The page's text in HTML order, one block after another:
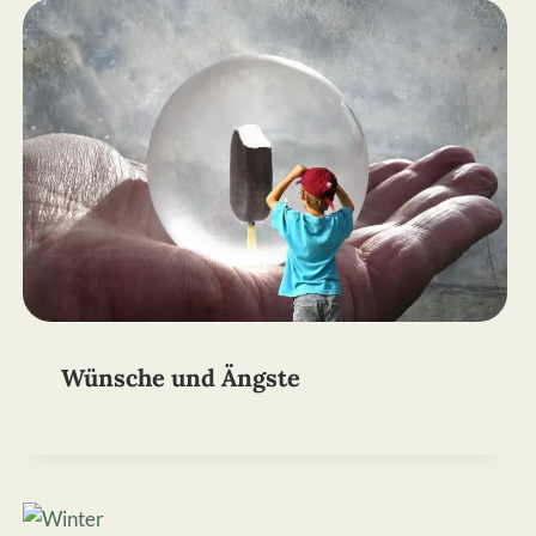
Wünsche und Ängste